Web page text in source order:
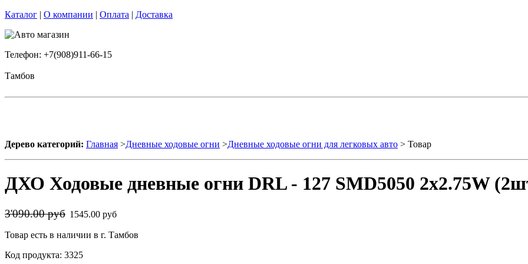
Каталог | О компании | Оплата | Доставка
Телефон: +7(908)911-66-15
Тамбов
Дерево категорий: Главная >Дневные ходовые огни >Дневные ходовые огни для легковых авто > Товар
ДХО Ходовые дневные огни DRL - 127 SMD5050 2x2.75W
3'090.00 руб 1545.00 руб
Товар есть в наличии в г. Тамбов
Код продукта: 3325